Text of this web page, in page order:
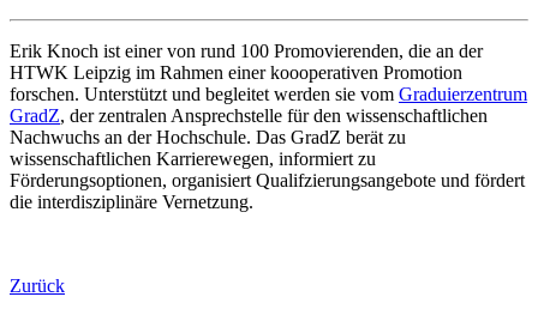
Erik Knoch ist einer von rund 100 Promovierenden, die an der
HTWK Leipzig im Rahmen einer koooperativen Promotion
forschen. Unterstützt und begleitet werden sie vom Graduierzentrum
GradZ, der zentralen Ansprechstelle für den wissenschaftlichen
Nachwuchs an der Hochschule. Das GradZ berät zu
wissenschaftlichen Karrierewegen, informiert zu
Förderungsoptionen, organisiert Qualifzierungsangebote und fördert
die interdisziplinäre Vernetzung.
Zurück